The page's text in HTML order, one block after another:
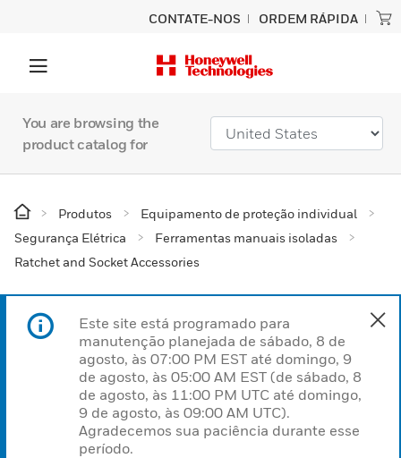
CONTATE-NOS ORDEM RÁPIDA
You are browsing the
product catalog for
Produtos
Equipamento de proteção individual
Segurança Elétrica
Ferramentas manuais isoladas
Ratchet and Socket Accessories
Este site está programado para
manutenção planejada de sábado, 8 de
agosto, às 07:00 PM EST até domingo, 9
de agosto, às 05:00 AM EST (de sábado, 8
de agosto, às 11:00 PM UTC até domingo,
9 de agosto, às 09:00 AM UTC).
Agradecemos sua paciência durante esse
período.